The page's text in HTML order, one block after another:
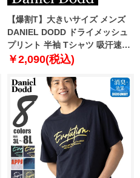
【爆割T】大きいサイズ メンズ
DANIEL DODD ドライメッシュ
プリント 半袖 Tシャツ 吸汗速乾
春夏新作 tjt-2602dry4 【fre】
￥2,090(税込)